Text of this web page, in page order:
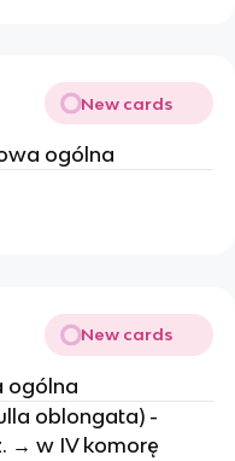
New cards
ogólna
New cards
ogólna
oblongata) -
→ w IV komorę